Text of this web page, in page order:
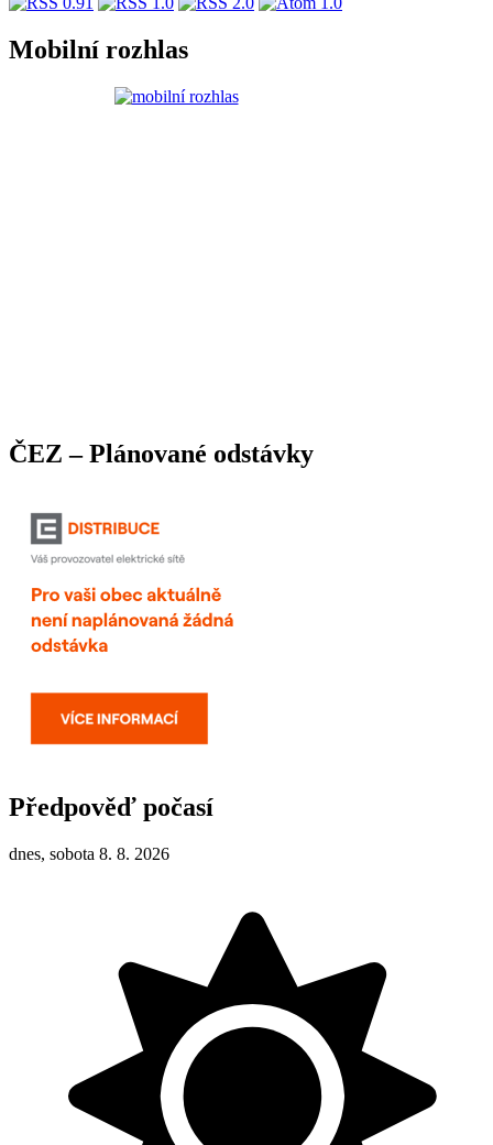
Mobilní rozhlas
ČEZ – Plánované odstávky
Předpověď počasí
dnes, sobota 8. 8. 2026